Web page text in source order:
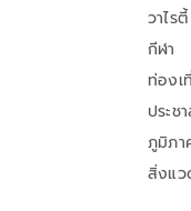
วาไรตี้
กีฬา
ท่อง
ประช
ภูมิภา
สิ่งแ